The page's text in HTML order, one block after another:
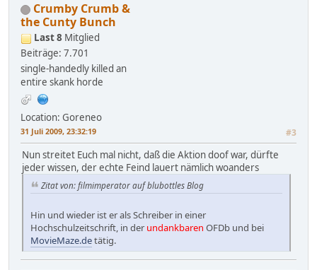
Crumby Crumb &
the Cunty Bunch
Last 8 Mitglied
Beiträge: 7.701
single-handedly killed an
entire skank horde
Location: Goreneo
31 Juli 2009, 23:32:19 #3
Nun streitet Euch mal nicht, daß die Aktion doof war, dürfte
jeder wissen, der echte Feind lauert nämlich woanders
Zitat von: filmimperator auf blubottles Blog
Hin und wieder ist er als Schreiber in einer
Hochschulzeitschrift, in der undankbaren OFDb und bei
MovieMaze.detätig.